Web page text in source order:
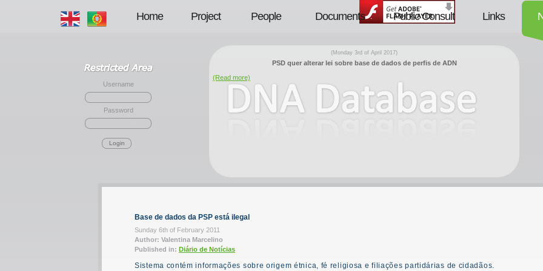
(Monday 3rd of April 2017)
PSD quer alterar lei sobre base de dados de perfis de ADN
(Read more)
Username
Password
Login
Home Project People Documents Public Consult Links
Base de dados da PSP está ilegal
Sunday 6th of February 2011
Author: Valentina Marcelino
Published in: Diário de Notícias
Sistema contém informações sobre origem étnica, fé religiosa e filiações partidárias de cidadãos.